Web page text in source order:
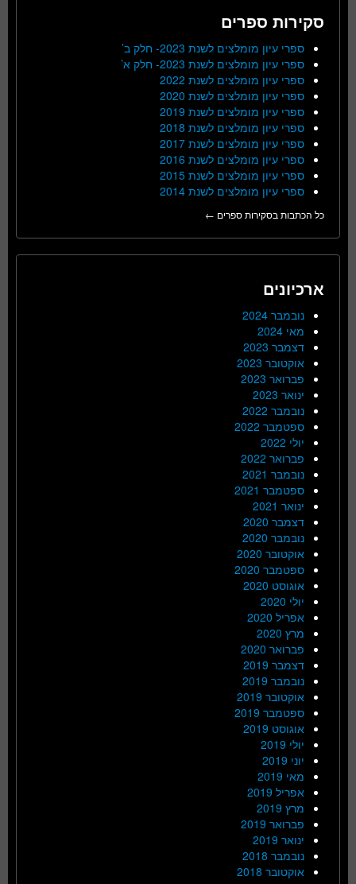
סקירות ספרים
ספרי עיון מומלצים לשנת 2023- חלק ב’
ספרי עיון מומלצים לשנת 2023- חלק א’
ספרי עיון מומלצים לשנת 2022
ספרי עיון מומלצים לשנת 2020
ספרי עיון מומלצים לשנת 2019
ספרי עיון מומלצים לשנת 2018
ספרי עיון מומלצים לשנת 2017
ספרי עיון מומלצים לשנת 2016
ספרי עיון מומלצים לשנת 2015
ספרי עיון מומלצים לשנת 2014
כל הכתבות בסקירות ספרים ←
ארכיונים
נובמבר 2024
מאי 2024
דצמבר 2023
אוקטובר 2023
פברואר 2023
ינואר 2023
נובמבר 2022
ספטמבר 2022
יולי 2022
פברואר 2022
נובמבר 2021
ספטמבר 2021
ינואר 2021
דצמבר 2020
נובמבר 2020
אוקטובר 2020
ספטמבר 2020
אוגוסט 2020
יולי 2020
אפריל 2020
מרץ 2020
פברואר 2020
דצמבר 2019
נובמבר 2019
אוקטובר 2019
ספטמבר 2019
אוגוסט 2019
יולי 2019
יוני 2019
מאי 2019
אפריל 2019
מרץ 2019
פברואר 2019
ינואר 2019
נובמבר 2018
אוקטובר 2018